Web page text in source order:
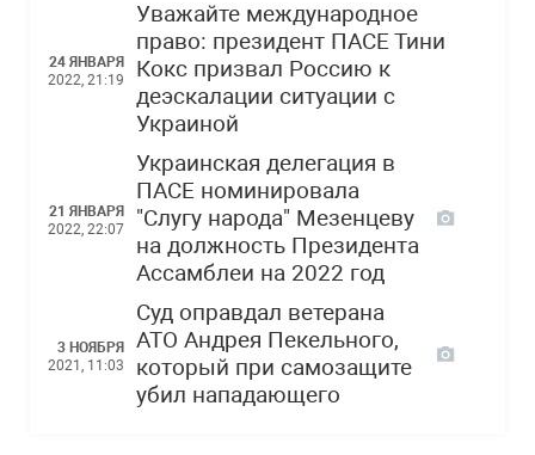
24 ЯНВАРЯ
2022, 21:19
Уважайте международное
право: президент ПАСЕ Тини
Кокс призвал Россию к
деэскалации ситуации с
Украиной
21 ЯНВАРЯ
2022, 22:07
Украинская делегация в
ПАСЕ номинировала
"Слугу народа" Мезенцеву
на должность Президента
Ассамблеи на 2022 год
3 НОЯБРЯ
2021, 11:03
Суд оправдал ветерана
АТО Андрея Пекельного,
который при самозащите
убил нападающего